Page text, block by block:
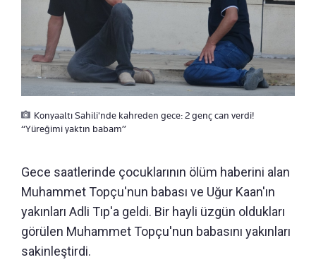
Konyaaltı Sahili'nde kahreden gece: 2 genç can verdi!
“Yüreğimi yaktın babam”
Gece saatlerinde çocuklarının ölüm haberini alan
Muhammet Topçu'nun babası ve Uğur Kaan'ın
yakınları Adli Tıp'a geldi. Bir hayli üzgün oldukları
görülen Muhammet Topçu'nun babasını yakınları
sakinleştirdi.